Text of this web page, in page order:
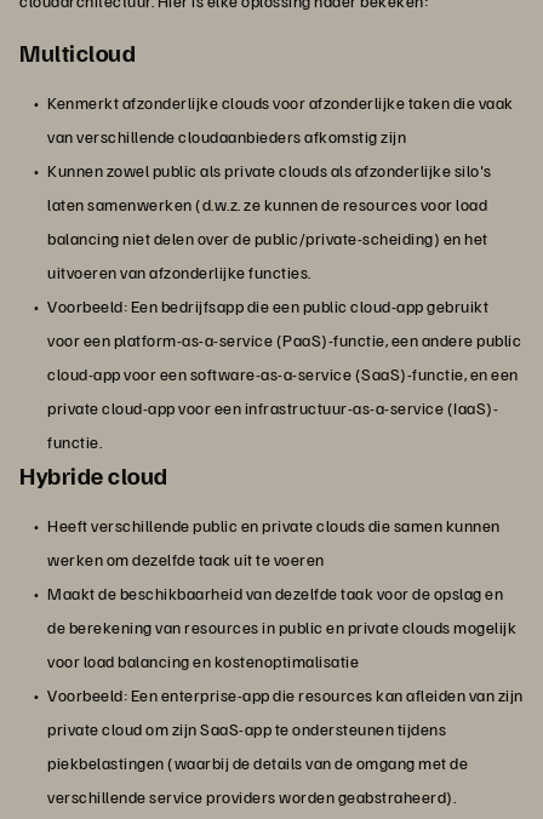
Multicloud
Kenmerkt afzonderlijke clouds voor afzonderlijke taken die vaak
van verschillende cloudaanbieders afkomstig zijn
Kunnen zowel public als private clouds als afzonderlijke silo's
laten samenwerken (d.w.z. ze kunnen de resources voor load
balancing niet delen over de public/private-scheiding) en het
uitvoeren van afzonderlijke functies.
Voorbeeld: Een bedrijfsapp die een public cloud-app gebruikt
voor een platform-as-a-service (PaaS)-functie, een andere public
cloud-app voor een software-as-a-service (SaaS)-functie, en een
private cloud-app voor een infrastructuur-as-a-service (IaaS)-
functie.
Hybride cloud
Heeft verschillende public en private clouds die samen kunnen
werken om dezelfde taak uit te voeren
Maakt de beschikbaarheid van dezelfde taak voor de opslag en
de berekening van resources in public en private clouds mogelijk
voor load balancing en kostenoptimalisatie
Voorbeeld: Een enterprise-app die resources kan afleiden van zijn
private cloud om zijn SaaS-app te ondersteunen tijdens
piekbelastingen (waarbij de details van de omgang met de
verschillende service providers worden geabstraheerd).